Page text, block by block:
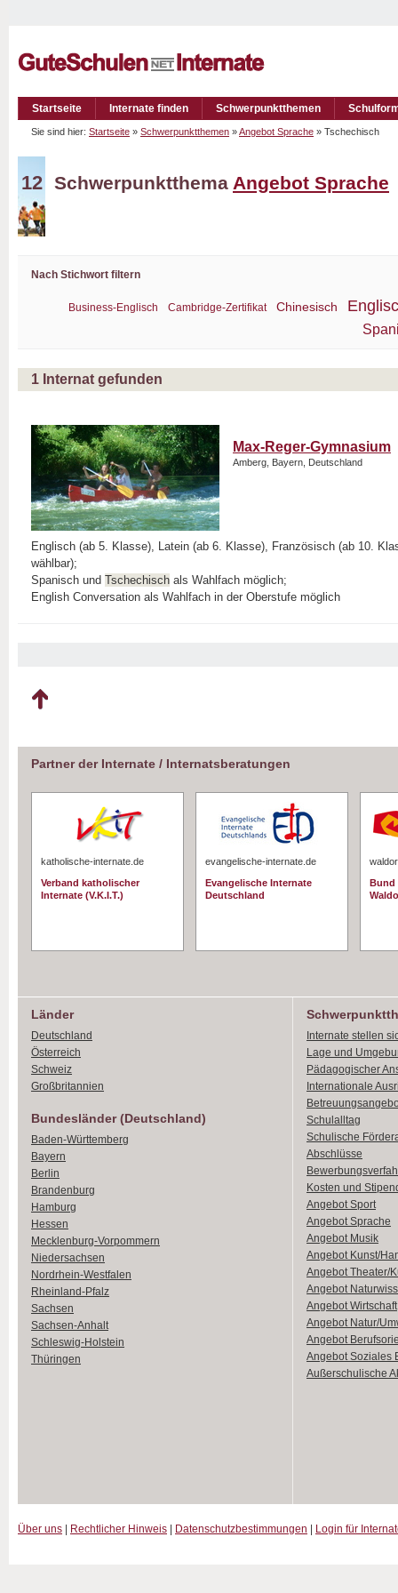
Startseite Internate finden Schwerpunktthemen
Sie sind hier: Startseite » Schwerpunktthemen »Angebot Sprache » Tschechisch
12 Schwerpunktthema Angebot Sprache
Nach Stichwort filtern
Business-Englisch Cambridge-Zertifikat Chinesisch
1 Internat gefunden
Max-Reger-Gymnasium
Amberg, Bayern, Deutschland
Englisch (ab 5. Klasse), Latein (ab 6. Klasse), Französisch (ab 10.
wählbar);
Spanisch und Tschechisch als Wahlfach möglich;
English Conversation als Wahlfach in der Oberstufe möglich
Partner der Internate / Internatsberatungen
katholische-internate.de
Verband katholischer
Internate (V.K.I.T.)
evangelische-internate.de
Evangelische Internate
Deutschland
Bund
Länder
Deutschland
Österreich
Schweiz
Großbritannien
Bundesländer (Deutschland)
Baden-Württemberg
Bayern
Berlin
Brandenburg
Hamburg
Hessen
Mecklenburg-Vorpommern
Niedersachsen
Nordrhein-Westfalen
Rheinland-Pfalz
Sachsen
Sachsen-Anhalt
Schleswig-Holstein
Thüringen
Internate stellen
Lage und
Pädagogischer
Internationale
Schulalltag
Schulische
Abschlüsse
Kosten und
Angebot Sport
Angebot Sprache
Angebot Musik
Angebot Kunst/
Angebot Theater/
Angebot
Angebot Wirtschaft
Angebot Natur/
Angebot
Angebot Soziales
Außerschulische
Über uns Rechtlicher Hinweis Datenschutzbestimmungen Login für